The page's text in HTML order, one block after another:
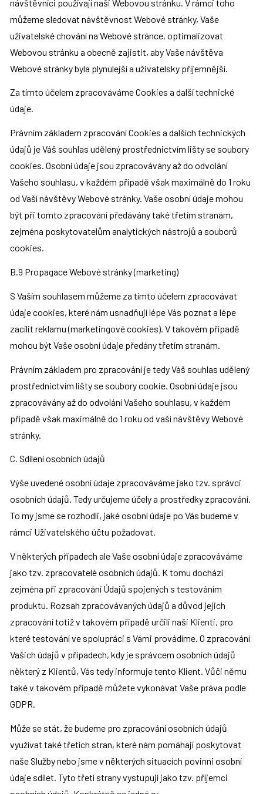
návštěvníci používají naši Webovou stránku. V rámci toho
můžeme sledovat návštěvnost Webové stránky, Vaše
uživatelské chování na Webové stránce, optimalizovat
Webovou stránku a obecně zajistit, aby Vaše návštěva
Webové stránky byla plynulejší a uživatelsky příjemnější.
Za tímto účelem zpracováváme Cookies a další technické
údaje.
Právním základem zpracování Cookies a dalších technických
údajů je Váš souhlas udělený prostřednictvím lišty se soubory
cookies. Osobní údaje jsou zpracovávány až do odvolání
Vašeho souhlasu, v každém případě však maximálně do 1 roku
od Vaší návštěvy Webové stránky. Vaše osobní údaje mohou
být při tomto zpracování předávány také třetím stranám,
zejména poskytovatelům analytických nástrojů a souborů
cookies.
B.9 Propagace Webové stránky (marketing)
S Vaším souhlasem můžeme za tímto účelem zpracovávat
údaje cookies, které nám usnadňují lépe Vás poznat a lépe
zacílit reklamu (marketingové cookies). V takovém případě
mohou být Vaše osobní údaje předány třetím stranám.
Právním základem pro zpracování je tedy Váš souhlas udělený
prostřednictvím lišty se soubory cookie. Osobní údaje jsou
zpracovávány až do odvolání Vašeho souhlasu, v každém
případě však maximálně do 1 roku od vaší návštěvy Webové
stránky.
C. Sdílení osobních údajů
Výše uvedené osobní údaje zpracováváme jako tzv. správci
osobních údajů. Tedy určujeme účely a prostředky zpracování.
To my jsme se rozhodli, jaké osobní údaje po Vás budeme v
rámci Uživatelského účtu požadovat.
V některých případech ale Vaše osobní údaje zpracováváme
jako tzv. zpracovatelé osobních údajů. K tomu dochází
zejména při zpracování Údajů spojených s testováním
produktu. Rozsah zpracovávaných údajů a důvod jejich
zpracování totiž v takovém případě určili naši Klienti, pro
které testování ve spolupráci s Vámi provádíme. O zpracování
Vašich údajů v případech, kdy je správcem osobních údajů
některý z Klientů, Vás tedy informuje tento Klient. Vůči němu
také v takovém případě můžete vykonávat Vaše práva podle
GDPR.
Může se stát, že budeme pro zpracování osobních údajů
využívat také třetích stran, které nám pomáhají poskytovat
naše Služby nebo jsme v některých situacích povinni osobní
údaje sdílet. Tyto třetí strany vystupují jako tzv. příjemci